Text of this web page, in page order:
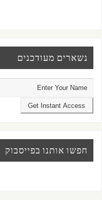
נשארים מעודכנים
חפשו אותנו בפייסבוק